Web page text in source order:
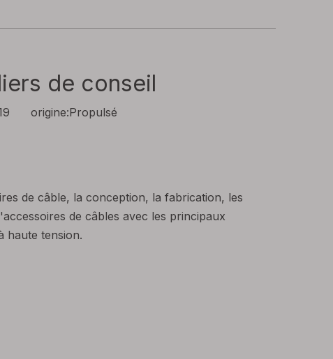
de conseil
19 origine:Propulsé
de câble, la conception, la fabrication, les
de câbles avec les principaux
haute tension.